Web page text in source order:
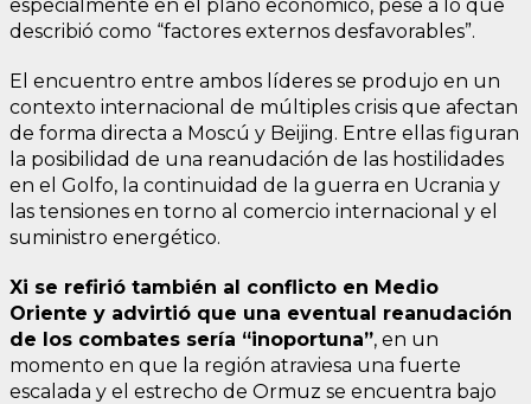
especialmente en el plano económico, pese a lo que
describió como “factores externos desfavorables”.
El encuentro entre ambos líderes se produjo en un
contexto internacional de múltiples crisis que afectan
de forma directa a Moscú y Beijing. Entre ellas figuran
la posibilidad de una reanudación de las hostilidades
en el Golfo, la continuidad de la guerra en Ucrania y
las tensiones en torno al comercio internacional y el
suministro energético.
Xi se refirió también al conflicto en Medio
Oriente y advirtió que una eventual reanudación
de los combates sería “inoportuna”, en un
momento en que la región atraviesa una fuerte
escalada y el estrecho de Ormuz se encuentra bajo